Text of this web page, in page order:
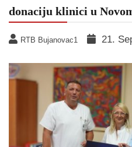
donaciju klinici u
RTB Bujanovac1 21.